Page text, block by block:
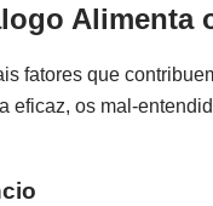
Alimenta
fatores que
eficaz, os mal-